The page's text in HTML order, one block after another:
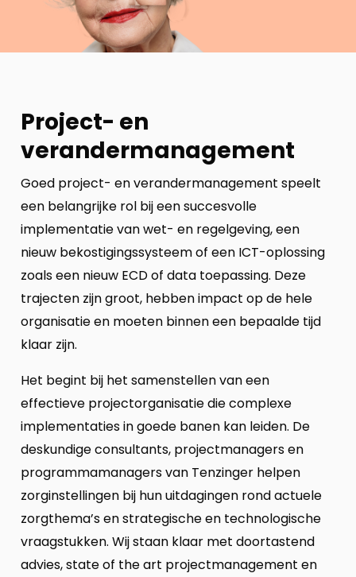
Project- en
verandermanagement
Goed project- en verandermanagement speelt
een belangrijke rol bij een succesvolle
implementatie van wet- en regelgeving, een
nieuw bekostigingssysteem of een ICT-oplossing
zoals een nieuw ECD of data toepassing. Deze
trajecten zijn groot, hebben impact op de hele
organisatie en moeten binnen een bepaalde tijd
klaar zijn.
Het begint bij het samenstellen van een
effectieve projectorganisatie die complexe
implementaties in goede banen kan leiden. De
deskundige consultants, projectmanagers en
programmamanagers van Tenzinger helpen
zorginstellingen bij hun uitdagingen rond actuele
zorgthema’s en strategische en technologische
vraagstukken. Wij staan klaar met doortastend
advies, state of the art projectmanagement en